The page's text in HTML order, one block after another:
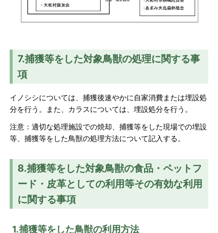
7.捕獲等をした対象鳥獣の処理に関する事
項
イノシシについては、捕獲後速やかに自家消費または埋設処
分を行う。また、カラスについては、埋設処分を行う。
注意：適切な処理施設での焼却、捕獲等をした現場での埋設
等、捕獲等をした鳥獣の処理方法について記入する。
8.捕獲等をした対象鳥獣の食品・ペットフ
ード・皮革としての利用等その有効な利用
に関する事項
1.捕獲等をした鳥獣の利用方法